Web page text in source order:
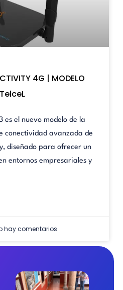
4G | MODELO
es el nuevo modelo de la
conectividad avanzada de
diseñado para ofrecer un
entornos empresariales y
hay comentarios